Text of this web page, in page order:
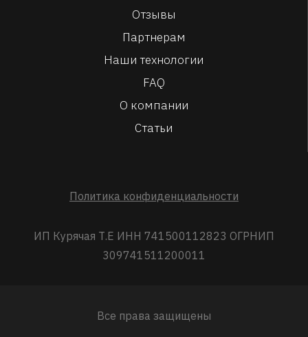
Отзывы
Партнерам
Наши технологии
FAQ
О компании
Статьи
Политика конфиденциальности
ИП Курячая Т.Е ИНН 741500112823 ОГРНИП
309741511200011
Все права защищены